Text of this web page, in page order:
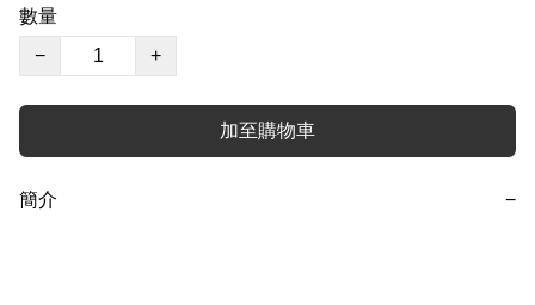
數量
−
+
加至購物車
簡介 −